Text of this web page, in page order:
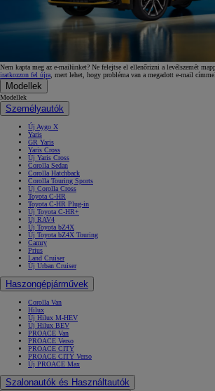
Nem kapta meg az e-mailünket? Ne felejtse el ellenőrizni a levélszemét
iratkozzon fel újra, mert lehet, hogy probléma van a megadott e-mail
Modellek
Modellek
Személyautók
Új Aygo X
Yaris
GR Yaris
Yaris Cross
Új Yaris Cross
Corolla Sedan
Corolla Hatchback
Corolla Touring Sports
Új Corolla Cross
Toyota C-HR
Toyota C-HR Plug-in
Új Toyota C-HR+
Új RAV4
Új Toyota bZ4X
Új Toyota bZ4X Touring
Camry
Prius
Land Cruiser
Új Urban Cruiser
Haszongépjárművek
Corolla Van
Hilux
Új Hilux M-HEV
Új Hilux BEV
PROACE Van
PROACE Verso
PROACE CITY
PROACE CITY Verso
Új PROACE Max
Szalonautók és Használtautók